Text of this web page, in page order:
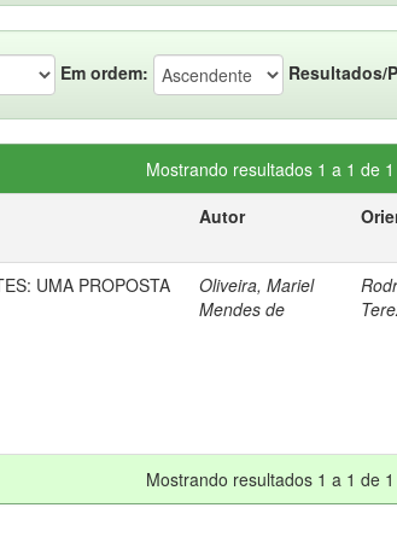
Em ordem: Resultados/
Mostrando resultados 1 a 1 de 1
Autor
UMA PROPOSTA
Oliveira, Mariel
Mendes de
Mostrando resultados 1 a 1 de 1